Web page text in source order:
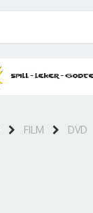
FILM DVD